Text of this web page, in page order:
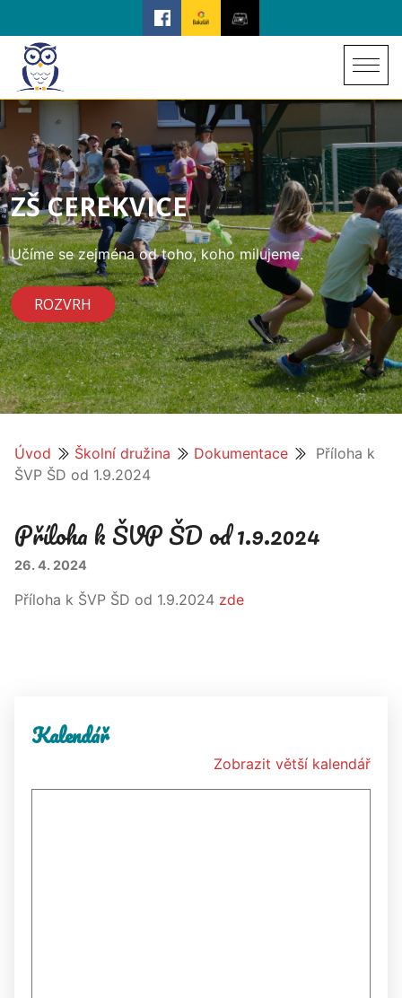
ZŠ CEREKVICE
Učíme se zejména od toho, koho milujeme.
ROZVRH
Úvod Školní družina Dokumentace
Příloha k
ŠVP ŠD od 1.9.2024
Příloha k ŠVP ŠD od 1.9.2024
26. 4. 2024
Příloha k ŠVP ŠD od 1.9.2024 zde
Kalendář
Zobrazit větší kalendář